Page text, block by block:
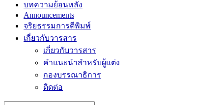
บทความย้อนหลัง
Announcements
จริยธรรมการตีพิมพ์
เกี่ยวกับวารสาร
เกี่ยวกับวารสาร
คำแนะนำสำหรับผู้แต่ง
กองบรรณาธิการ
ติดต่อ